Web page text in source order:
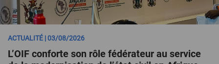
ACTUALITÉ | 03/08/2026
L’OIF conforte son rôle fédérateur au service